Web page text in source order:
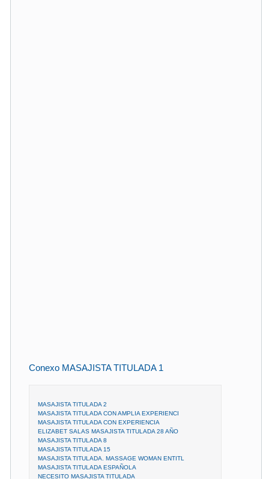
Conexo MASAJISTA TITULADA 1
MASAJISTA TITULADA 2
MASAJISTA TITULADA CON AMPLIA EXPERIENCI
MASAJISTA TITULADA CON EXPERIENCIA
ELIZABET SALAS MASAJISTA TITULADA 28 AÑO
MASAJISTA TITULADA 8
MASAJISTA TITULADA 15
MASAJISTA TITULADA. MASSAGE WOMAN ENTITL
MASAJISTA TITULADA ESPAÑOLA
NECESITO MASAJISTA TITULADA